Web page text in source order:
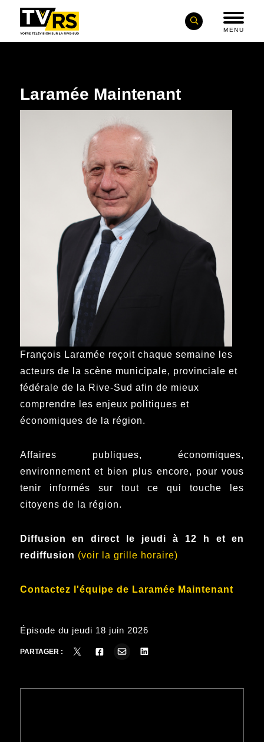
MENU
Laramée Maintenant
François Laramée reçoit chaque semaine les
acteurs de la scène municipale, provinciale et
fédérale de la Rive-Sud afin de mieux
comprendre les enjeux politiques et
économiques de la région.
Affaires publiques, économiques,
environnement et bien plus encore, pour vous
tenir informés sur tout ce qui touche les
citoyens de la région.
Diffusion en direct le jeudi à 12 h et en
rediffusion (voir la grille horaire)
Contactez l'équipe de Laramée Maintenant
Épisode du jeudi 18 juin 2026
PARTAGER :